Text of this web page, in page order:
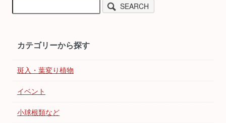
SEARCH
カテゴリーから探す
斑入・葉変り植物
イベント
小球根類など